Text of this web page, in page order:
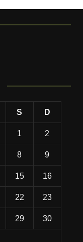
S D
1 2
8 9
15 16
22 23
29 30